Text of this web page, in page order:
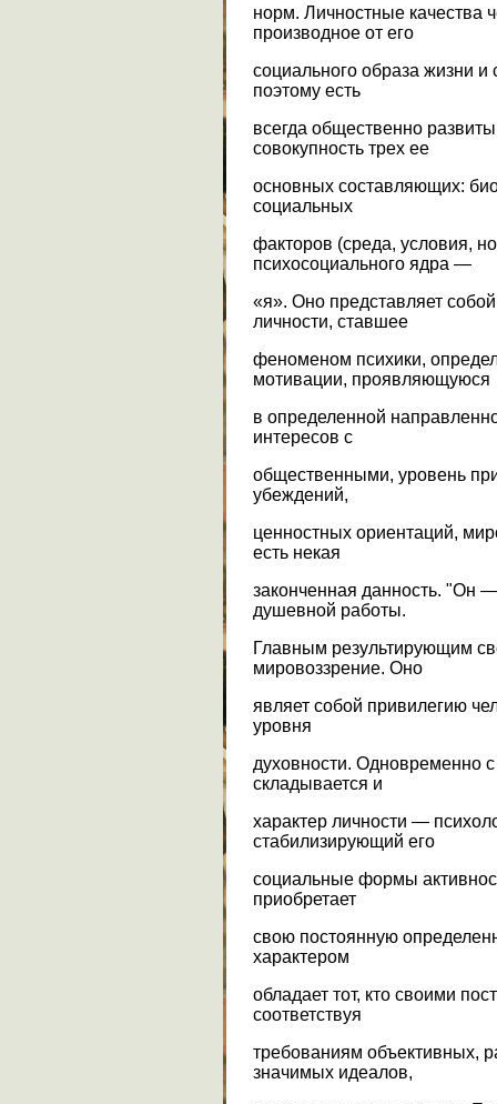
норм. Личностные качества
производное от его
социального образа жизни
поэтому есть
всегда общественно
совокупность трех ее
основных составляющих:
социальных
факторов (среда, условия,
психосоциального ядра —
«я». Оно представляет
личности, ставшее
феноменом психики,
мотивации, проявляющуюся
в определенной
интересов с
общественными, уровень
убеждений,
ценностных ориентаций,
есть некая
законченная данность. "Он
душевной работы.
Главным результирующим
мировоззрение. Оно
являет собой привилегию
уровня
духовности. Одновременно
складывается и
характер личности —
стабилизирующий его
социальные формы
приобретает
свою постоянную
характером
обладает тот, кто своими
соответствуя
требованиям объективных,
значимых идеалов,